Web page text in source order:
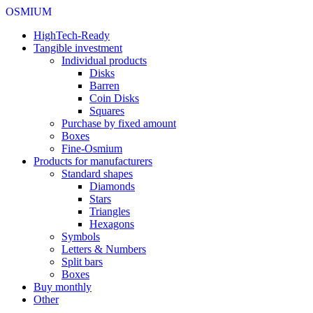
OSMIUM
HighTech-Ready
Tangible investment
Individual products
Disks
Barren
Coin Disks
Squares
Purchase by fixed amount
Boxes
Fine-Osmium
Products for manufacturers
Standard shapes
Diamonds
Stars
Triangles
Hexagons
Symbols
Letters & Numbers
Split bars
Boxes
Buy monthly
Other